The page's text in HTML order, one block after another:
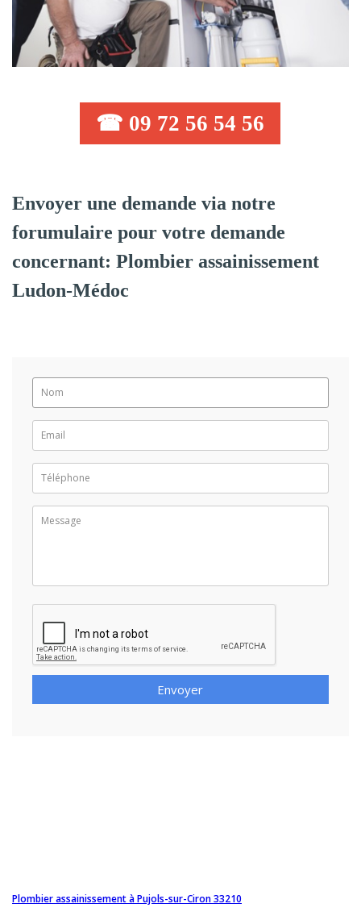
☎ 09 72 56 54 56
Envoyer une demande via notre
forumulaire pour votre demande
concernant: Plombier assainissement
Ludon-Médoc
Envoyer
Plombier assainissement à Pujols-sur-Ciron 33210